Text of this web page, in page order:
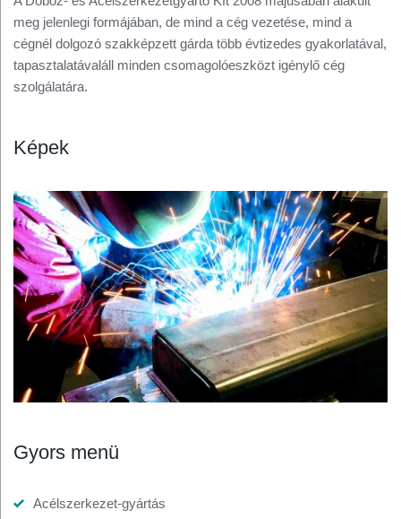
meg jelenlegi formájában, de mind a cég vezetése, mind a
cégnél dolgozó szakképzett gárda több évtizedes gyakorlatával,
tapasztalatávaláll minden csomagolóeszközt igénylő cég
szolgálatára.
Képek
Gyors menü
Acélszerkezet-gyártás